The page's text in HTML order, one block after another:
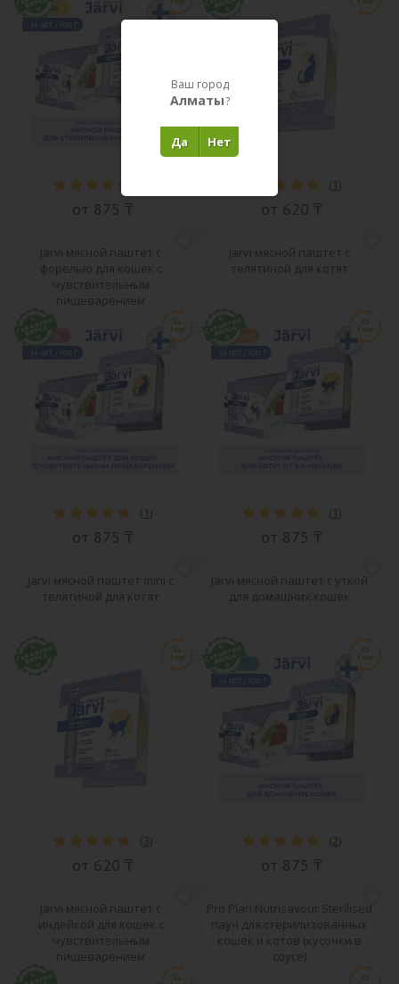
от 875 ₸
( 1)
от 620 ₸
Jarvi мясной паштет с
форелью для кошек с
чувствительным
пищеварением
( 1)
от 875 ₸
Jarvi мясной паштет с
телятиной для котят
( 1)
от 875 ₸
Jarvi мясной паштет mini с
телятиной для котят
( 3)
от 620 ₸
Jarvi мясной паштет с уткой
для домашних кошек
(2)
от 875 ₸
Jarvi мясной паштет с
индейкой для кошек с
чувствительным
пищеварением
Pro Plan Nutrisavour Sterilised
пауч для стерилизованных
кошек и котов (кусочки в
соусе)
Ваш город
Алматы?
Нет
Да